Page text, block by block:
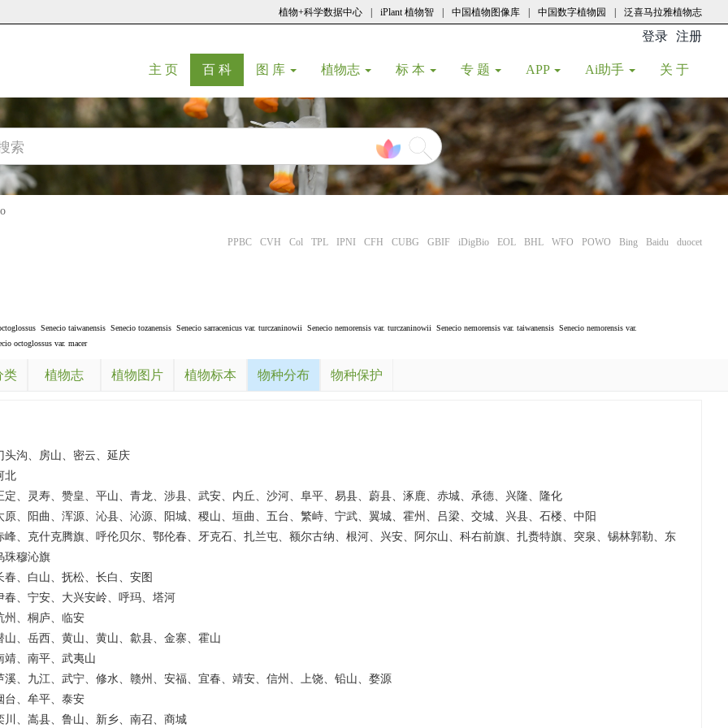
植物+科学数据中心 iPlant 植物智 中国植物图像库 中国数字植物园 泛喜马拉雅植物志
登录 注册
主 页(current)
百 科(current)
图 库 植物志 标 本 专 题 APP Ai助手 关 于
PPBC CVH Col TPL IPNI CFH CUBG GBIF iDigBio EOL BHL WFO POWO Bing Baidu duocet
Senecio taiwanensis Senecio tozanensis Senecio sarracenicus var. turczaninowii Senecio nemorensis var. turczaninowii Senecio nemorensis var. taiwanensis Senecio nemorensis var.
octoglossus var. macer
类 植物志 植物图片 植物标本 物种分布 物种保护
头沟、房山、密云、延庆
北
定、灵寿、赞皇、平山、青龙、涉县、武安、内丘、沙河、阜平、易县、蔚县、涿鹿、赤城、承德、兴隆、隆化
原、阳曲、浑源、沁县、沁源、阳城、稷山、垣曲、五台、繁峙、宁武、翼城、霍州、吕梁、交城、兴县、石楼、中阳
峰、克什克腾旗、呼伦贝尔、鄂伦春、牙克石、扎兰屯、额尔古纳、根河、兴安、阿尔山、科右前旗、扎赉特旗、突泉、锡林郭勒、东
珠穆沁旗
春、白山、抚松、长白、安图
春、宁安、大兴安岭、呼玛、塔河
州、桐庐、临安
山、岳西、黄山、黄山、歙县、金寨、霍山
靖、南平、武夷山
溪、九江、武宁、修水、赣州、安福、宜春、靖安、信州、上饶、铅山、婺源
台、牟平、泰安
川、嵩县、鲁山、新乡、南召、商城